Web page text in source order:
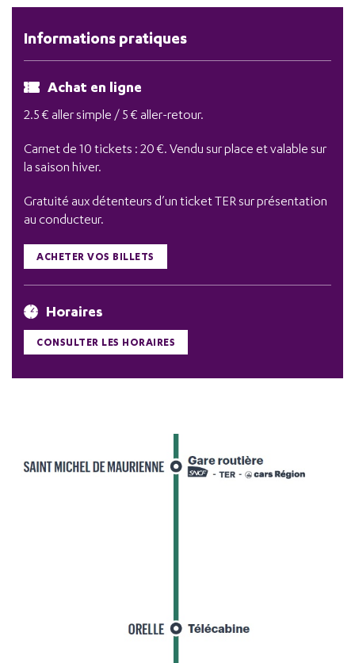
Informations pratiques
Achat en ligne
2.5 € aller simple / 5 € aller-retour.
Carnet de 10 tickets : 20 €. Vendu sur place et valable sur
la saison hiver.
Gratuité aux détenteurs d’un ticket TER sur présentation
au conducteur.
ACHETER VOS BILLETS
Horaires
CONSULTER LES HORAIRES